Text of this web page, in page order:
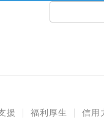
援 福利厚生 信用